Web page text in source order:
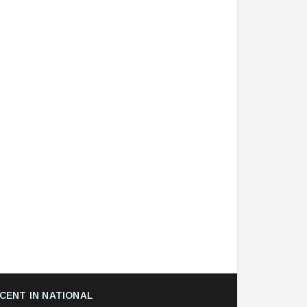
IN NATIONAL